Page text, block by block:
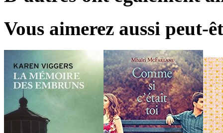
Vous aimerez aussi peut-